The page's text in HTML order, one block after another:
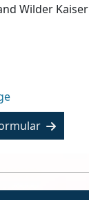
Wilder Kaiser